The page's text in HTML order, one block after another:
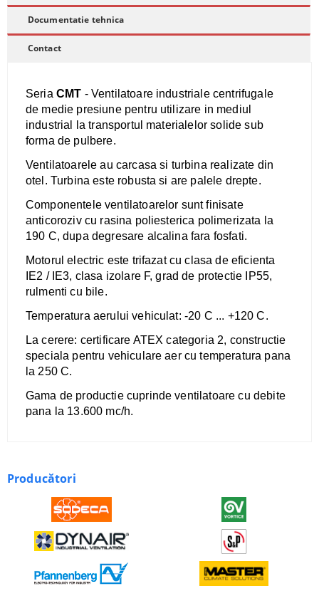
Documentatie tehnica
Contact
Seria CMT - Ventilatoare industriale centrifugale
de medie presiune pentru utilizare in mediul
industrial la transportul materialelor solide sub
forma de pulbere.
Ventilatoarele au carcasa si turbina realizate din
otel. Turbina este robusta si are palele drepte.
Componentele ventilatoarelor sunt finisate
anticoroziv cu rasina poliesterica polimerizata la
190 C, dupa degresare alcalina fara fosfati.
Motorul electric este trifazat cu clasa de eficienta
IE2 / IE3, clasa izolare F, grad de protectie IP55,
rulmenti cu bile.
Temperatura aerului vehiculat: -20 C ... +120 C.
La cerere: certificare ATEX categoria 2, constructie
speciala pentru vehiculare aer cu temperatura pana
la 250 C.
​Gama de productie cuprinde ventilatoare cu debite
pana la 13.600 mc/h.
Producători